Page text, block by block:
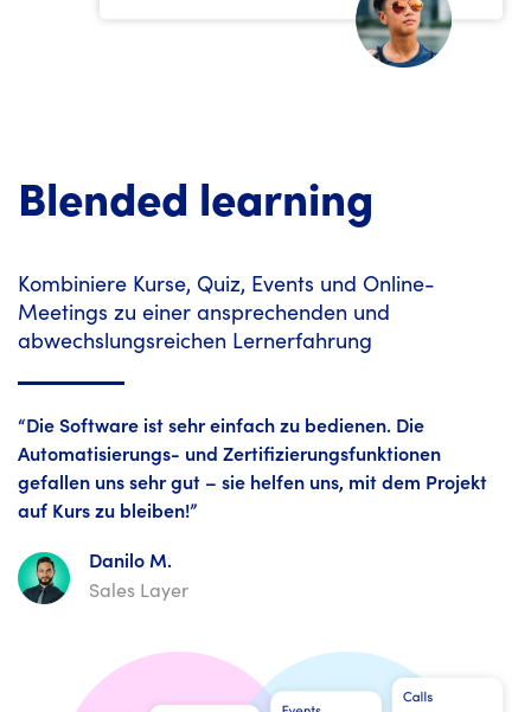
Blended learning
Kombiniere Kurse, Quiz, Events und Online-
Meetings zu einer ansprechenden und
abwechslungsreichen Lernerfahrung
“Die Software ist sehr einfach zu bedienen. Die
Automatisierungs- und Zertifizierungsfunktionen
gefallen uns sehr gut – sie helfen uns, mit dem Projekt
auf Kurs zu bleiben!”
Danilo M.
Sales Layer